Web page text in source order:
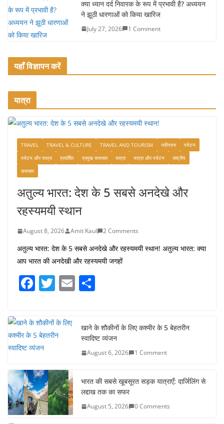
क्या ध्यान दर्द निवारक के रूप में प्रभावी है? अध्ययन
ने झूठी धारणाओं को किया खारिज
July 27, 2026 1 Comment
यहाँ विज्ञापन करें
यात्रा
TRAVEL TRAVEL & CULTURE TRAVEL AND TOURISM नवीनतम
पर्यटन
पर्यटन और यात्रा
प्रदर्शित प्रमुख समाचार यात्रा यात्रा और पर्यटन
राष्ट्रीय
समाचार
अतुल्य भारत: देश के 5 सबसे अनदेखे और
रहस्यमयी स्थान
August 8, 2026 Amit Kaul 2 Comments
अतुल्य भारत: देश के 5 सबसे अनदेखे और रहस्यमयी स्थान! अतुल्य भारत: क्या
आप भारत की अनदेखी और रहस्यमयी जगहों
F
c
e
b
o
k
T
itt
er
E
e
खाने के शौकीनों के लिए कश्मीर के 5 बेहतरीन
स्वादिष्ट व्यंजन
August 6, 2026 1 Comment
भारत की सबसे खूबसूरत सड़क यात्राएँ: दार्जिलिंग से
लद्दाख तक का सफर
August 5, 2026 0 Comments